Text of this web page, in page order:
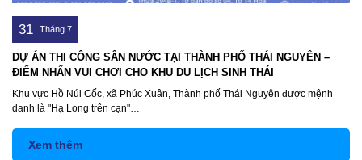
31 Tháng 7
DỰ ÁN THI CÔNG SÂN NƯỚC TẠI THÀNH PHỐ THÁI NGUYÊN –
ĐIỂM NHẤN VUI CHƠI CHO KHU DU LỊCH SINH THÁI
Khu vực Hồ Núi Cốc, xã Phúc Xuân, Thành phố Thái Nguyên được mệnh
danh là "Hạ Long trên cạn"…
Xem thêm